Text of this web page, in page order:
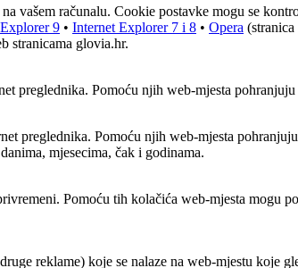
vašem računalu. Cookie postavke mogu se
9 • Internet Explorer 7 i 8 • Opera
stranicama glovia.hr.
preglednika. Pomoću njih web-mjesta
preglednika. Pomoću njih web-mjesta
mjesecima, čak i godinama.
Pomoću tih kolačića web-mjesta mogu
reklame) koje se nalaze na web-mjestu koje